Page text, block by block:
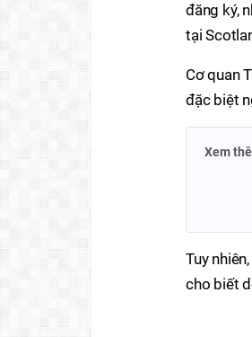
đăng ký,
tại
Cơ quan
đặc biệt
Xem
Tuy
cho biết